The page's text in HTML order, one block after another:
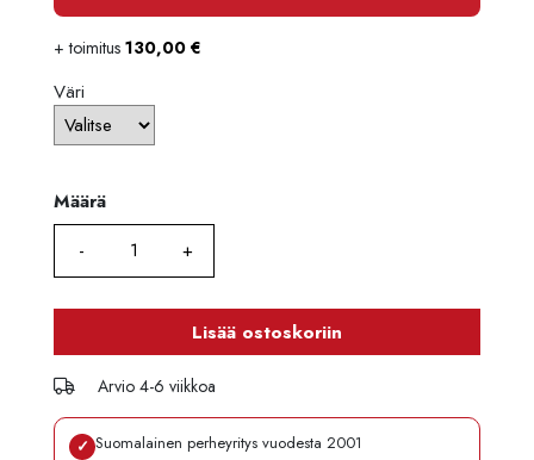
+ toimitus 130,00 €
Väri
Määrä
Määrä
Lisää ostoskoriin
Arvio 4-6 viikkoa
✓ Suomalainen perheyritys vuodesta 2001